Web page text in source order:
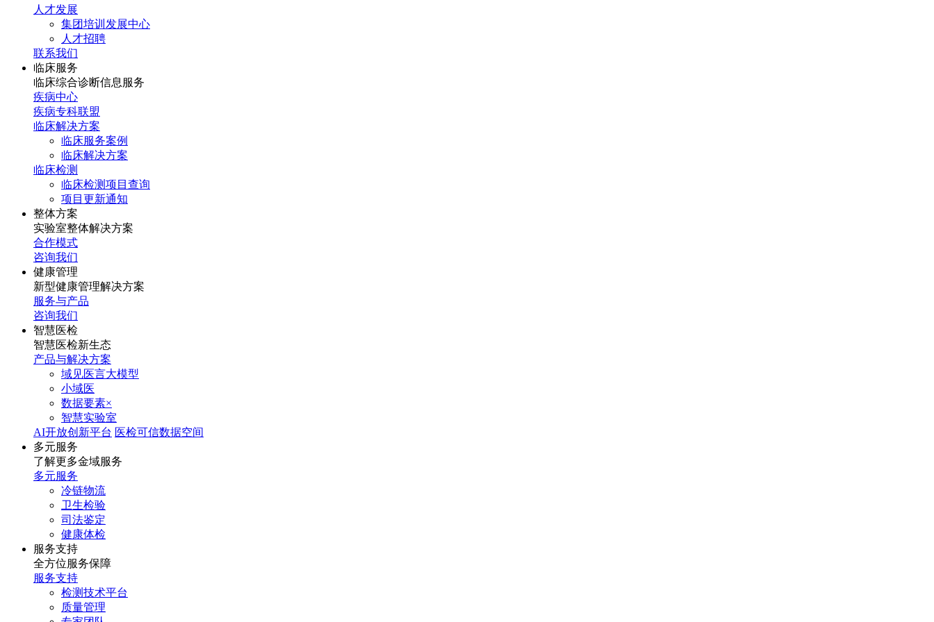
人才发展
集团培训发展中心
人才招聘
联系我们
临床服务
临床综合诊断信息服务
疾病中心
疾病专科联盟
临床解决方案
临床服务案例
临床解决方案
临床检测
临床检测项目查询
项目更新通知
整体方案
实验室整体解决方案
合作模式
咨询我们
健康管理
新型健康管理解决方案
服务与产品
咨询我们
智慧医检
智慧医检新生态
产品与解决方案
域见医言大模型
小域医
数据要素×
智慧实验室
AI开放创新平台 医检可信数据空间
多元服务
了解更多金域服务
多元服务
冷链物流
卫生检验
司法鉴定
健康体检
服务支持
全方位服务保障
服务支持
检测技术平台
质量管理